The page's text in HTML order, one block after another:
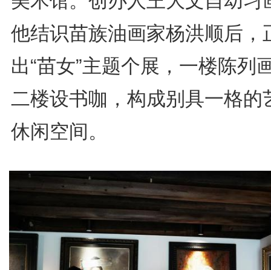
他结识苗族油画家杨洪顺后，
出“苗女”主题个展，一楼陈列
二楼设书咖，构成别具一格的
休闲空间。